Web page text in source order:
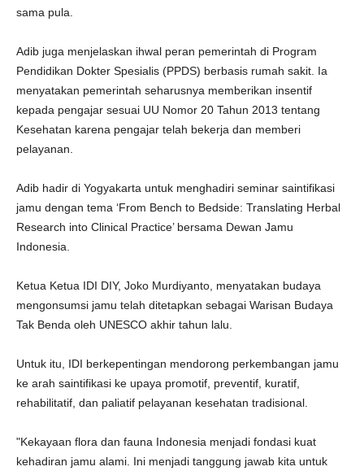
sama pula.
Adib juga menjelaskan ihwal peran pemerintah di Program
Pendidikan Dokter Spesialis (PPDS) berbasis rumah sakit. Ia
menyatakan pemerintah seharusnya memberikan insentif
kepada pengajar sesuai UU Nomor 20 Tahun 2013 tentang
Kesehatan karena pengajar telah bekerja dan memberi
pelayanan.
Adib hadir di Yogyakarta untuk menghadiri seminar saintifikasi
jamu dengan tema ‘From Bench to Bedside: Translating Herbal
Research into Clinical Practice’ bersama Dewan Jamu
Indonesia.
Ketua Ketua IDI DIY, Joko Murdiyanto, menyatakan budaya
mengonsumsi jamu telah ditetapkan sebagai Warisan Budaya
Tak Benda oleh UNESCO akhir tahun lalu.
Untuk itu, IDI berkepentingan mendorong perkembangan jamu
ke arah saintifikasi ke upaya promotif, preventif, kuratif,
rehabilitatif, dan paliatif pelayanan kesehatan tradisional.
"Kekayaan flora dan fauna Indonesia menjadi fondasi kuat
kehadiran jamu alami. Ini menjadi tanggung jawab kita untuk